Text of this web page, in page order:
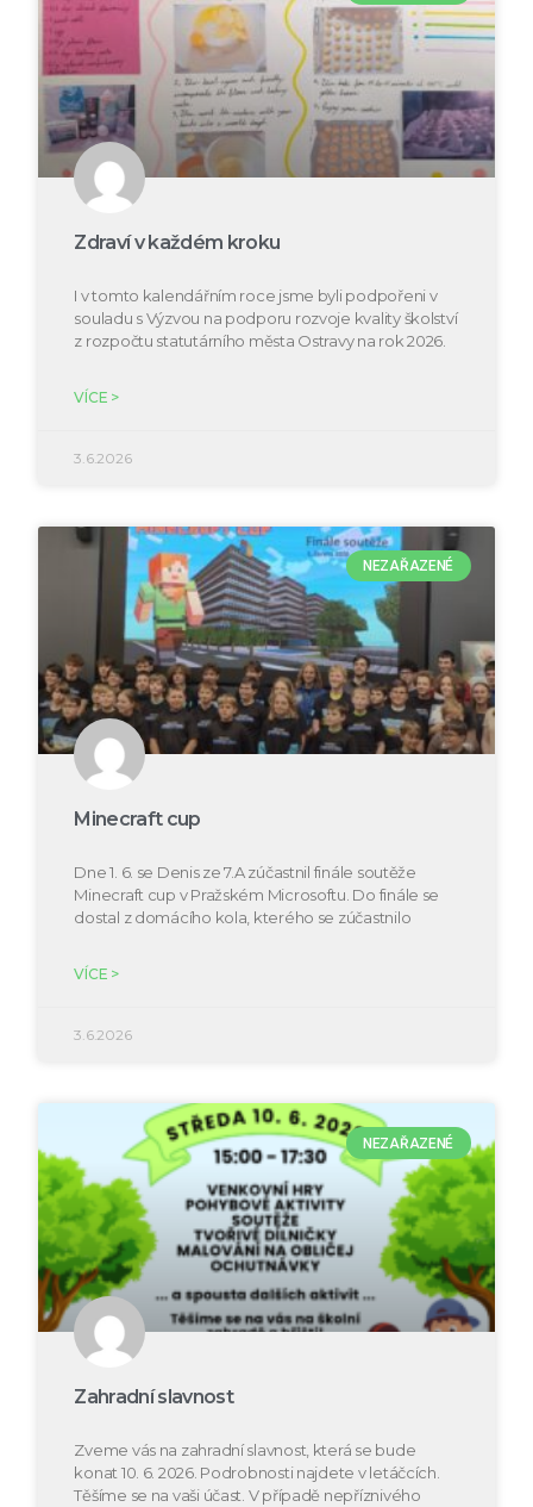
Zdraví v každém kroku
I v tomto kalendářním roce jsme byli podpořeni v
souladu s Výzvou na podporu rozvoje kvality školství
z rozpočtu statutárního města Ostravy na rok 2026.
VÍCE >
3.6.2026
NEZAŘAZENÉ
Minecraft cup
Dne 1. 6. se Denis ze 7.A zúčastnil finále soutěže
Minecraft cup v Pražském Microsoftu. Do finále se
dostal z domácího kola, kterého se zúčastnilo
VÍCE >
3.6.2026
NEZAŘAZENÉ
Zahradní slavnost
Zveme vás na zahradní slavnost, která se bude
konat 10. 6. 2026. Podrobnosti najdete v letáčcích.
Těšíme se na vaši účast. V případě nepříznivého